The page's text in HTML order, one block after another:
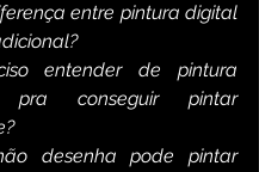
entre pintura digital
entender de pintura
pra conseguir pintar
desenha pode pintar